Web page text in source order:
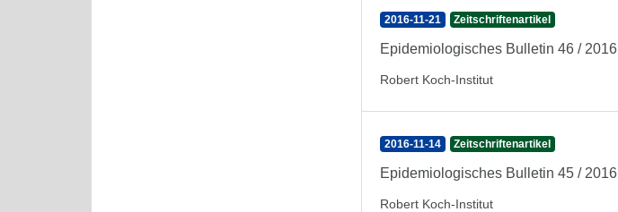
2016-11-21 Zeitschriftenartikel
Epidemiologisches Bulletin 46 / 2016
Robert Koch-Institut
2016-11-14 Zeitschriftenartikel
Epidemiologisches Bulletin 45 / 2016
Robert Koch-Institut